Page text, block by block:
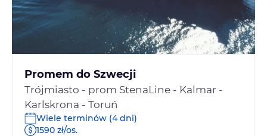
Promem do Szwecji
Trójmiasto - prom StenaLine - Kalmar -
Karlskrona - Toruń
Wiele terminów (4 dni)
1590 zł/os.